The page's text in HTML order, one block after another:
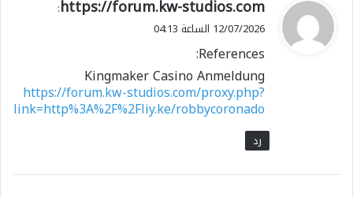
ق
ل
https://forum.kw-studios.com
:
12/07/2026 الساعة 04:13
References:
Kingmaker Casino Anmeldung
https://forum.kw-studios.com/proxy.php?
link=http%3A%2F%2Fliy.ke/robbycoronado
رد